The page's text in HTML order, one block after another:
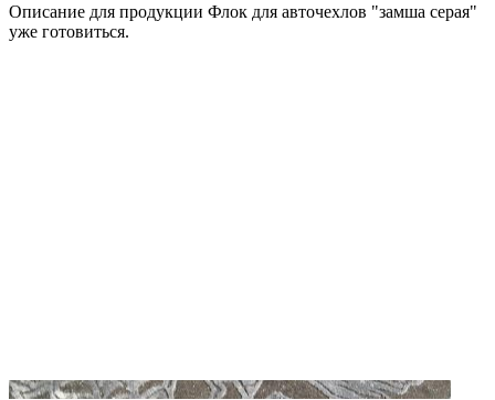
Описание для продукции Флок для авточехлов "замша серая"
уже готовиться.